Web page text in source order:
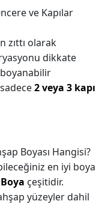
ve Kapılar
zıttı olarak
dikkate
boyanabilir
2 veya 3 kapı
Boyası Hangisi?
en iyi boya
çeşitidir.
yüzeyler dahil